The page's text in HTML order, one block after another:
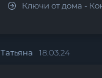
Ключи от дома -
Татьяна 18.03.24